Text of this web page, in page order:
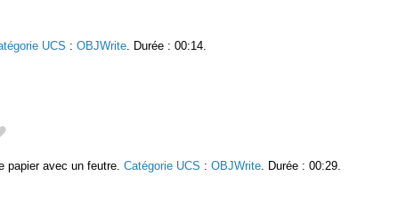
UCS : OBJWrite . Durée : 00:14.
papier avec un feutre. Catégorie UCS : OBJWrite . Durée : 00:29.